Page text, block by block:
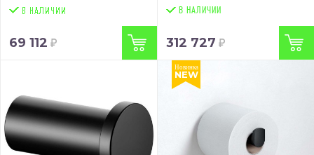
69 112
В НАЛИЧИИ
312 727
Новинка
NEW